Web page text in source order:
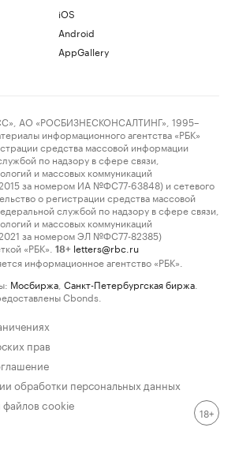
iOS
Android
AppGallery
АО «РОСБИЗНЕСКОНСАЛТИНГ», 1995–
информационного агентства «РБК»
средства массовой информации
по надзору в сфере связи,
и массовых коммуникаций
за номером ИА №ФС77-63848) и сетевого
о регистрации средства массовой
службой по надзору в сфере связи,
и массовых коммуникаций
за номером ЭЛ №ФС77-82385)
«РБК».
18+ letters@rbc.ru
информационное агентство «РБК».
Мосбиржа Санкт-Петербургская биржа
Cbonds.
прав
обработки персональных данных
файлов cookie
18+